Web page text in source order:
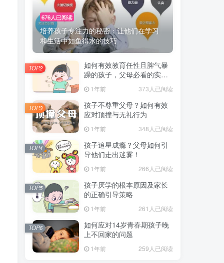
676人已阅读
培养孩子专注力的秘密：让他们在学习
和生活中如鱼得水的技巧
如何有效教育任性且脾气暴
躁的孩子，父母必看的实用
1年前 373人已阅读
TOP2
孩子不尊重父母？如何有效
应对顶撞与无礼行为
1年前 348人已阅读
TOP3
孩子追星成瘾？父母如何引
导他们走出迷雾！
1年前 266人已阅读
TOP4
孩子厌学的根本原因及家长
的正确引导策略
1年前 261人已阅读
TOP5
如何应对14岁青春期孩子晚
上不回家的问题
1年前 259人已阅读
TOP6